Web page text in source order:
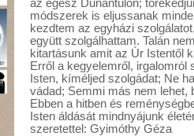
az egész Dunántúlon;
módszerek is eljussanak
kezdtem az egyházi
együtt szolgálhattam. Talán
kitartásunk amit az Úr Istentől
Erről a kegyelemről,
Isten, kíméljed szolgádat; Ne
vádad; Semmi más nem lehet,
Ebben a hitben és
Isten áldását mindnyájunk
szeretettel: Gyimóthy Géza